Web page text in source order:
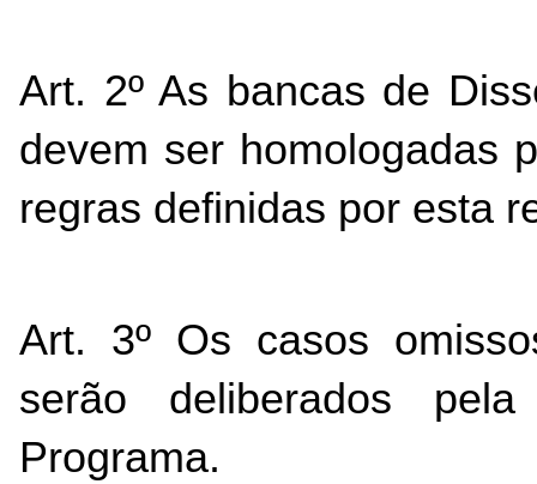
Art. 2º As bancas de
devem ser homologadas
regras definidas por esta
Art. 3º Os casos
serão deliberados
Programa.